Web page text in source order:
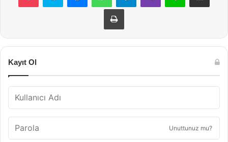
Yazdır
Kayıt Ol
Unuttunuz mu?